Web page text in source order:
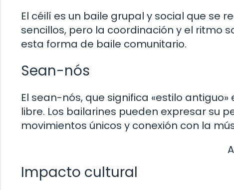
El céilí es un baile grupal y social que se
sencillos, pero la coordinación y el ritmo
esta forma de baile comunitario.
Sean-nós
El sean-nós, que significa «estilo
libre. Los bailarines pueden expresar su
movimientos únicos y conexión con la
Impacto cultural